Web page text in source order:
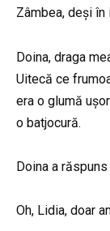
Zâmbea, deși
Doina, draga
Uitecă ce
era o glumă
o batjocură.
Doina a
Oh, Lidia, doar